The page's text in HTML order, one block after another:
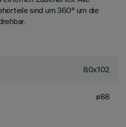
sind um 360° um die
80x102
ø88